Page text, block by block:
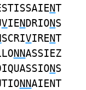
NT
VIENDRIONS
SCRIVIRENT
NNASSIEZ
NS
NNAIENT